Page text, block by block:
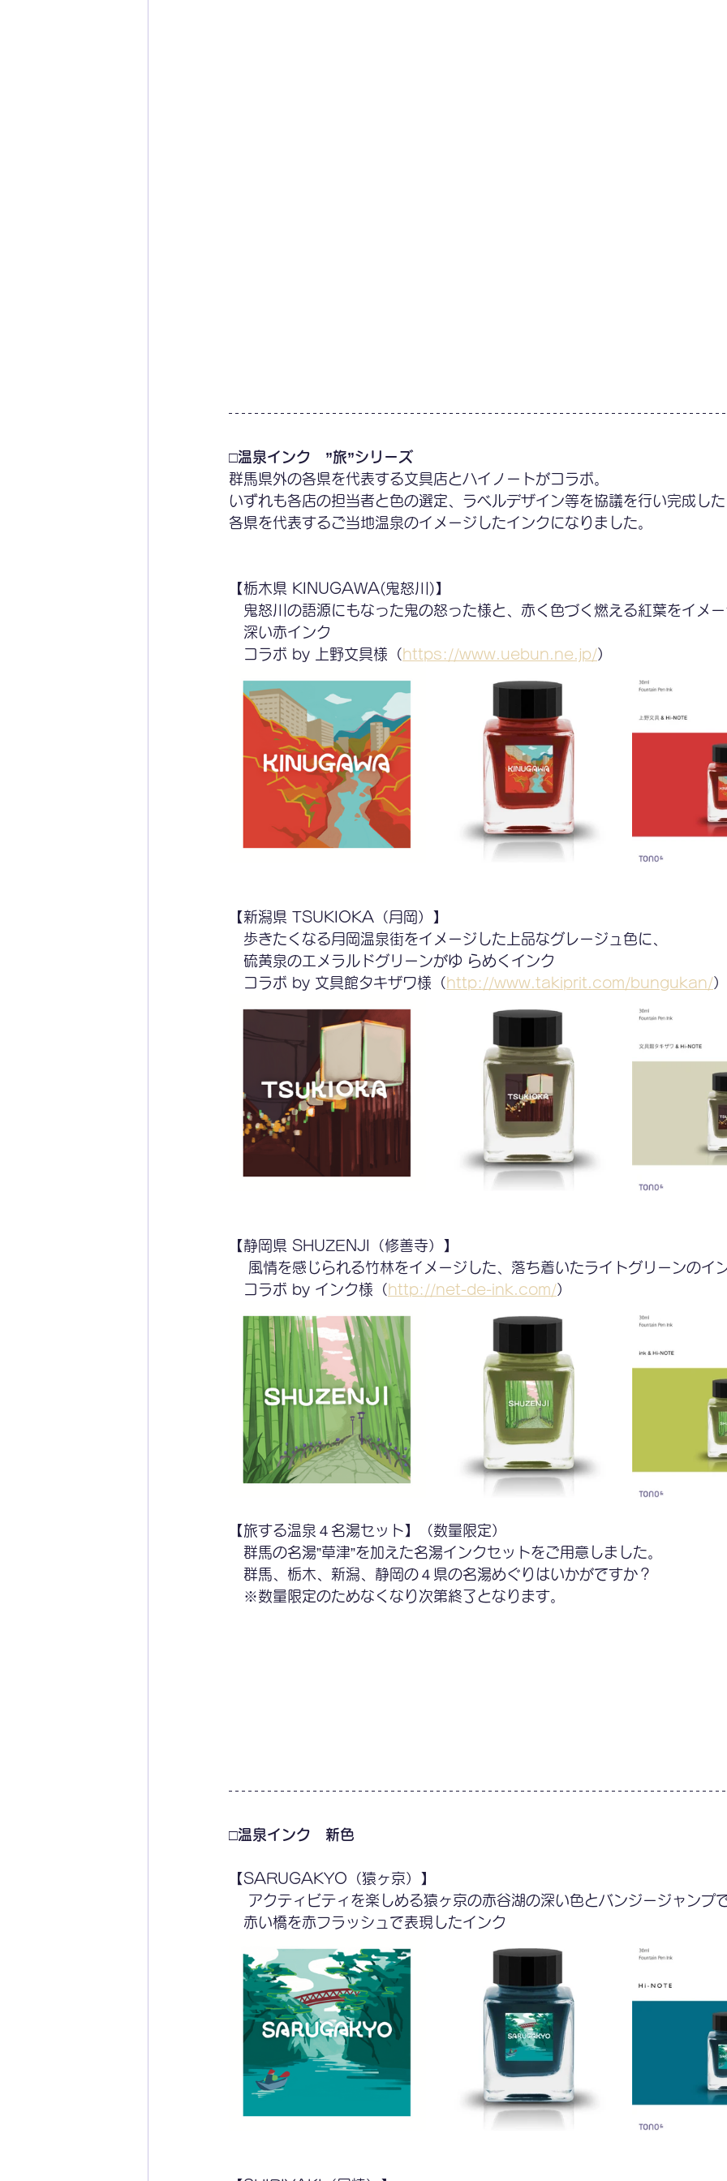
□温泉インク　”旅”シリーズ
群馬県外の各県を代表する文具店とハイノートがコラボ。
いずれも各店の担当者と色の選定、ラベルデザイン等を協議を行い完成し
各県を代表するご当地温泉のイメージしたインクになりました。
【栃木県 KINUGAWA(鬼怒川)】
鬼怒川の語源にもなった鬼の怒った様と、赤く色づく燃える紅葉をイメ
深い赤インク
コラボ by 上野文具様（ https://www.uebun.ne.jp/）
【新潟県 TSUKIOKA（月岡）】
歩きたくなる月岡温泉街をイメージした上品なグレージュ色に、
硫黄泉のエメラルドグリーンがゆ らめくインク
コラボ by 文具館タキザワ様（ http://www.takiprit.com/bungukan/）
【静岡県 SHUZENJI（修善寺）】
風情を感じられる竹林をイメージした、落ち着いたライトグリーンのイ
コラボ by インク様（ http://net-de-ink.com/）
【旅する温泉４名湯セット】（数量限定）
群馬の名湯”草津”を加えた名湯インクセットをご用意しました。
群馬、栃木、新潟、静岡の４県の名湯めぐりはいかがですか？
※数量限定のためなくなり次第終了となります。
□温泉インク　新色
【SARUGAKYO（猿ヶ京）】
アクティビティを楽しめる猿ヶ京の赤谷湖の深い色とバンジージャンプ
赤い橋を赤フラッシュで表現したインク